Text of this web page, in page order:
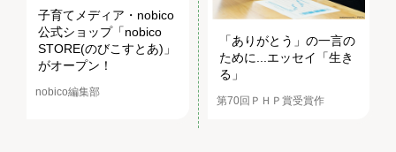
子育てメディア・nobico
公式ショップ「nobico
STORE(のびこすとあ)」
がオープン！
nobico編集部
「ありがとう」の一言の
ために...エッセイ「生き
る」
第70回ＰＨＰ賞受賞作